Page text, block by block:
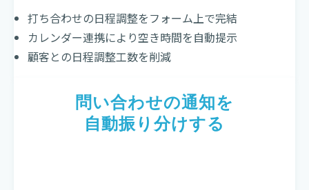
打ち合わせの日程調整をフォーム上で完結
カレンダー連携により空き時間を自動提示
顧客との日程調整工数を削減
問い合わせの通知を
自動振り分けする